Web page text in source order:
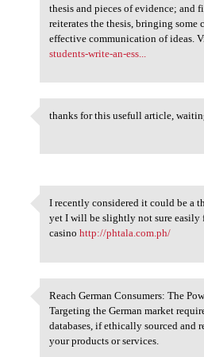
thesis and pieces of evidence; and
reiterates the thesis, bringing
effective communication of ideas.
students-write-an-ess...
thanks for this usefull article,
I recently considered it
I recently considered it could be a
yet I will be slightly not sure easily
casinohttp://phtala.com.ph/
Reach German
Reach German Consumers: The
Targeting the German market
databases, if ethically sourced and
your products or services.